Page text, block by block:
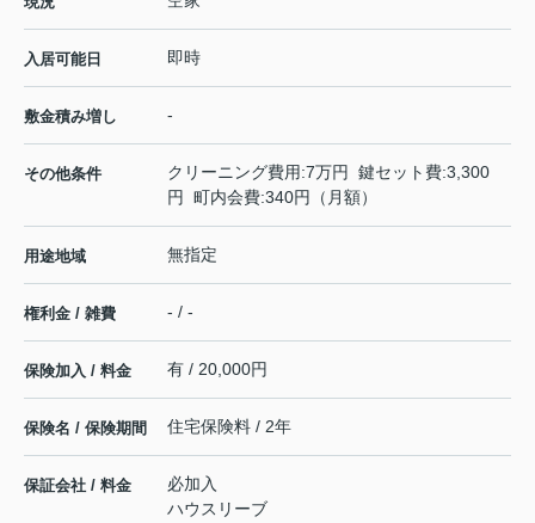
入居可能日 即時
敷金積み増し -
その他条件
クリーニング費用:7万円 鍵セット費:3,300
円 町内会費:340円（月額）
用途地域 無指定
権利金 / 雑費 - / -
保険加入 / 料金 有 / 20,000円
保険名 / 保険期間 住宅保険料 / 2年
保証会社 / 料金
必加入
ハウスリーブ